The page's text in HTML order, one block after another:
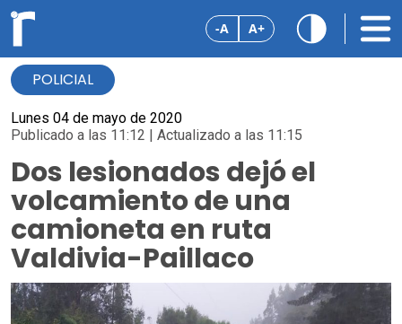
-A A+
POLICIAL
Lunes 04 de mayo de 2020
Publicado a las 11:12 | Actualizado a las 11:15
Dos lesionados dejó el
volcamiento de una
camioneta en ruta
Valdivia-Paillaco